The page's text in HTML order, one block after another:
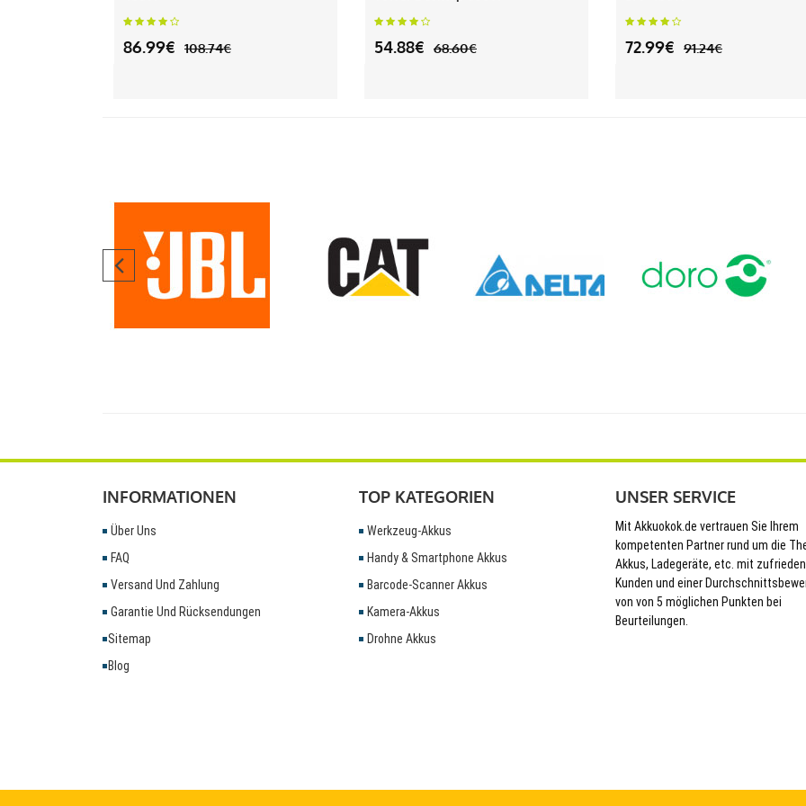
86.99€ 108.74€ 54.88€ 68.60€ 72.99€ 91.24€
INFORMATIONEN
Über Uns
FAQ
Versand Und Zahlung
Garantie Und Rücksendungen
Sitemap
Blog
TOP KATEGORIEN
Werkzeug-Akkus
Handy & Smartphone Akkus
Barcode-Scanner Akkus
Kamera-Akkus
Drohne Akkus
UNSER SERVICE
Mit Akkuokok.de vertrauen Sie Ihrem
kompetenten Partner rund um die
Akkus, Ladegeräte, etc. mit
Kunden und einer
von von 5 möglichen Punkten bei
Beurteilungen.